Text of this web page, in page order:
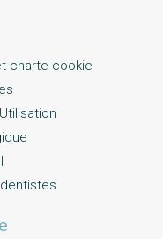
charte cookie